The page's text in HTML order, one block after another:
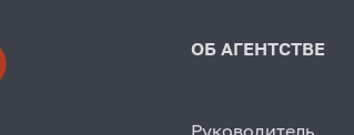
ОБ АГЕНТСТВЕ
Руководитель